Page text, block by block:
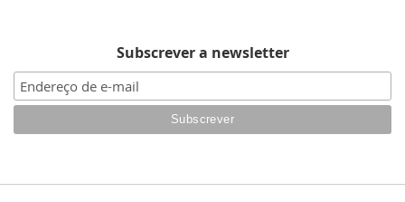
Subscrever a newsletter